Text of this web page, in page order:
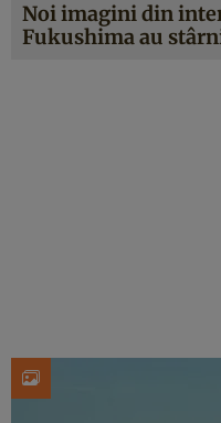
Noi imagini din
Fukushima au